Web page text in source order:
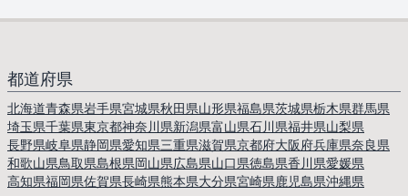
都道府県
北海道青森県岩手県宮城県秋田県山形県福島県茨城県栃木県群馬県
埼玉県千葉県東京都神奈川県新潟県富山県石川県福井県山梨県
長野県岐阜県静岡県愛知県三重県滋賀県京都府大阪府兵庫県奈良県
和歌山県鳥取県島根県岡山県広島県山口県徳島県香川県愛媛県
高知県福岡県佐賀県長崎県熊本県大分県宮崎県鹿児島県沖縄県